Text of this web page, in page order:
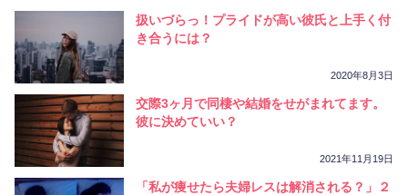
扱いづらっ！プライドが高い彼氏と上手く付
き合うには？
2020年8月3日
交際3ヶ月で同棲や結婚をせがまれてます。
彼に決めていい？
2021年11月19日
「私が痩せたら夫婦レスは解消される？」２